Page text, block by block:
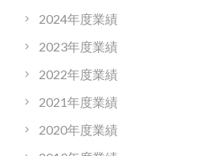
2024年度業績
2023年度業績
2022年度業績
2021年度業績
2020年度業績